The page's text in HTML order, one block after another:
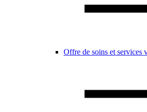
Offre de soins et services